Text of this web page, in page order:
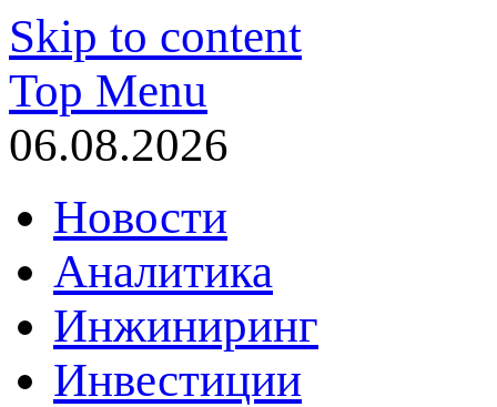
Skip to content
Top Menu
06.08.2026
Новости
Аналитика
Инжиниринг
Инвестиции